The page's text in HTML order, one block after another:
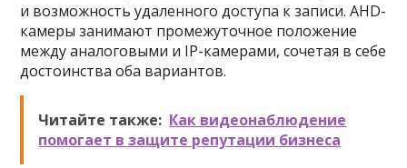
и возможность удаленного доступа к записи. AHD-
камеры занимают промежуточное положение
между аналоговыми и IP-камерами, сочетая в себе
достоинства оба вариантов.
Читайте также: Как видеонаблюдение
помогает в защите репутации бизнеса